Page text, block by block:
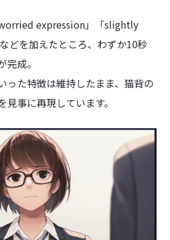
worried expression」「slightly
どを加えたところ、わずか10秒
成。
った特徴は維持したまま、猫背の
事に再現しています。